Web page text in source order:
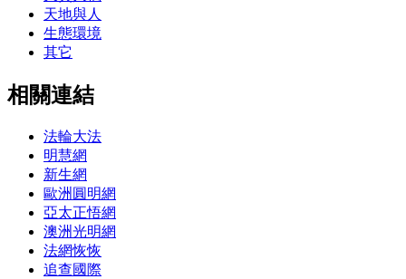
天地與人
生態環境
其它
相關連結
法輪大法
明慧網
新生網
歐洲圓明網
亞太正悟網
澳洲光明網
法網恢恢
追查國際